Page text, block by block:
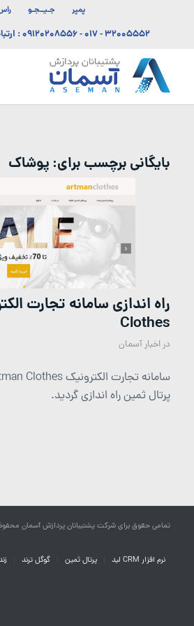
پمپر جـیــجـو
۳۲۰۰۵۵۵۲ - ۰۱۷ -۰۹۱۲۰۲۰۸۵۵۶:
بایگانی برچسب برای:پوشاک
Clothes
در اخبار آسمان
پرتال ثمین راه اندازی گردید.
تمامی حقوق برای شرکت پشتیبانان پردازش آسمان
نرم افزار CRM لید پرتال ثمین گوگل ترند